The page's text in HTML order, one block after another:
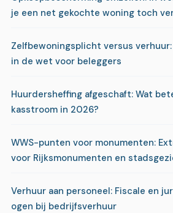
je een net gekochte woning toch
Zelfbewoningsplicht versus
in de wet voor beleggers
Huurdersheffing afgeschaft: Wat
kasstroom in 2026?
WWS-punten voor monumenten:
voor Rijksmonumenten en
Verhuur aan personeel: Fiscale en
ogen bij bedrijfsverhuur